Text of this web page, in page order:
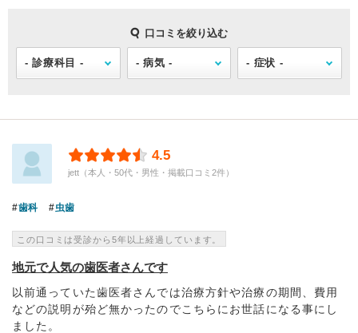
口コミを絞り込む
4.5
jett（本人・50代・男性・掲載口コミ2件）
歯科 虫歯
この口コミは受診から5年以上経過しています。
地元で人気の歯医者さんです
以前通っていた歯医者さんでは治療方針や治療の期間、費用
などの説明が殆ど無かったのでこちらにお世話になる事にし
ました。